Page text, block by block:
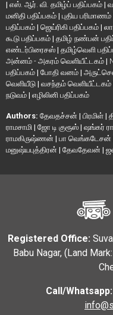
| எஸ். ஆர். வி. தமிழ்ப் பதிப்பகம் |
மனிதி பதிப்பகம் | புதிய பரிமாணம்
பதிப்பகம் | ஜெய்ரிகி பதிப்பகம் |
கூடு பதிப்பகம் | தமிழ் நண்பன்
எண்டர்பிரைசஸ் | தமிழ்வெளி
அன்னம் - அகரம் வெளியீட்டகம் |
பதிப்பகம் | போதி வனம் |
வெளியீடு | வசந்தம் வெளியீட்டகம்
நடுவம் | எழிலினி பதிப்பகம்
Authors: தேவதச்சன் | பிரமிள் |
ராமசாமி | ஜோ டி குரூஸ் | ஷங்கர்
ராமகிருஷ்ணன் | பா வெங்கடேசன்
மனுஷ்யபுத்திரன் | தேவதேவன் |
Registered Office:
Babu Nagar, (Land
Call/Whatsapp: